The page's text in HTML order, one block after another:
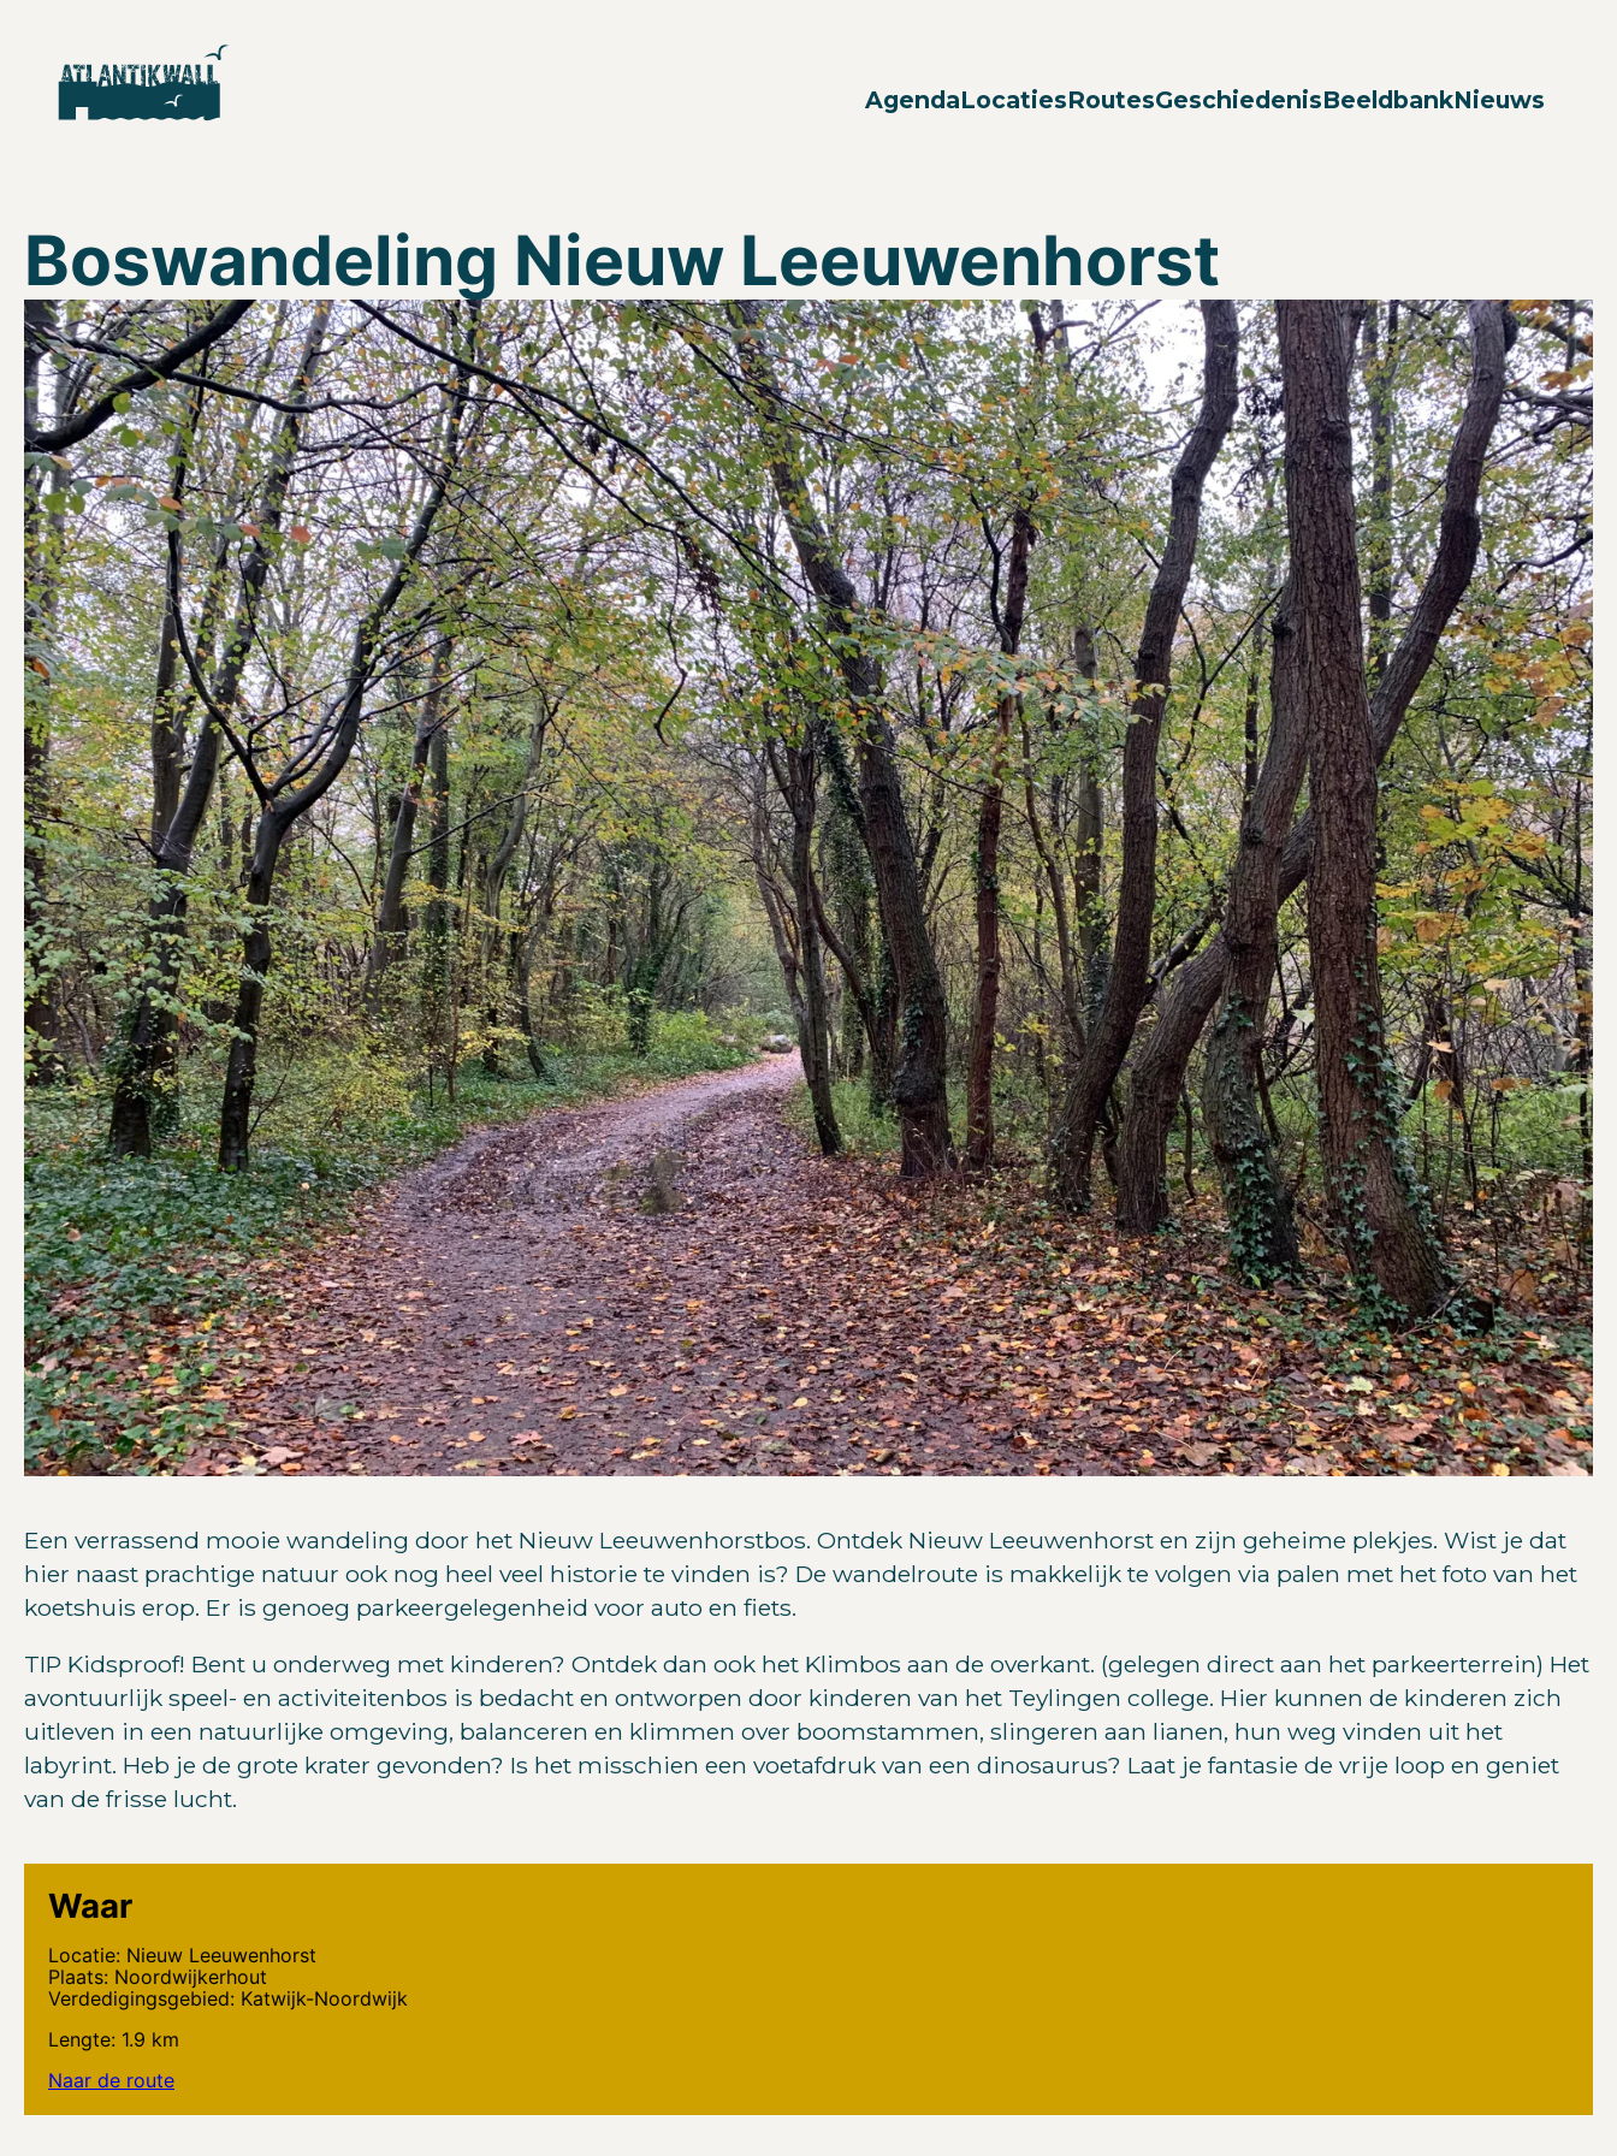
AgendaLocatiesRoutesGeschiedenisBeeldbankNieuws
Boswandeling Nieuw Leeuwenhorst
Een verrassend mooie wandeling door het Nieuw Leeuwenhorstbos. Ontdek Nieuw Leeuwenhorst en zijn geheime plekjes. Wist je dat
hier naast prachtige natuur ook nog heel veel historie te vinden is? De wandelroute is makkelijk te volgen via palen met het foto van het
koetshuis erop. Er is genoeg parkeergelegenheid voor auto en fiets.
TIP Kidsproof! Bent u onderweg met kinderen? Ontdek dan ook het Klimbos aan de overkant. (gelegen direct aan het parkeerterrein) Het
avontuurlijk speel- en activiteitenbos is bedacht en ontworpen door kinderen van het Teylingen college. Hier kunnen de kinderen zich
uitleven in een natuurlijke omgeving, balanceren en klimmen over boomstammen, slingeren aan lianen, hun weg vinden uit het
labyrint. Heb je de grote krater gevonden? Is het misschien een voetafdruk van een dinosaurus? Laat je fantasie de vrije loop en geniet
van de frisse lucht.
Waar
Locatie: Nieuw Leeuwenhorst
Plaats: Noordwijkerhout
Verdedigingsgebied: Katwijk-Noordwijk
Lengte: 1.9 km
Naar de route